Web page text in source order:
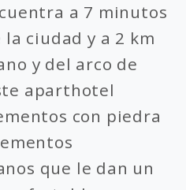
a 7 minutos
ciudad y a 2 km
y del arco de
aparthotel
con piedra
que le dan un